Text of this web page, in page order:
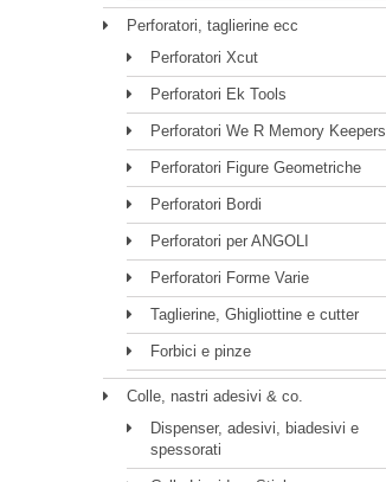
Perforatori, taglierine ecc
Perforatori Xcut
Perforatori Ek Tools
Perforatori We R Memory Keepers
Perforatori Figure Geometriche
Perforatori Bordi
Perforatori per ANGOLI
Perforatori Forme Varie
Taglierine, Ghigliottine e cutter
Forbici e pinze
Colle, nastri adesivi & co.
Dispenser, adesivi, biadesivi e
spessorati